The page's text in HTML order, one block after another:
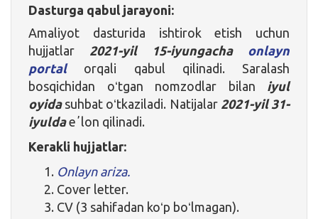
Dasturga qabul jarayoni:
Amaliyot dasturida ishtirok etish uchun
hujjatlar 2021-yil 15-iyungacha
onlayn
portalorqali qabul qilinadi. Saralash
bosqichidan oʻtgan nomzodlar bilan iyul
oyidasuhbat oʻtkaziladi. Natijalar 2021-yil 31-
iyuldaeʼlon qilinadi.
Kerakli hujjatlar:
Onlayn ariza.
Cover letter.
CV (3 sahifadan koʻp boʻlmagan).